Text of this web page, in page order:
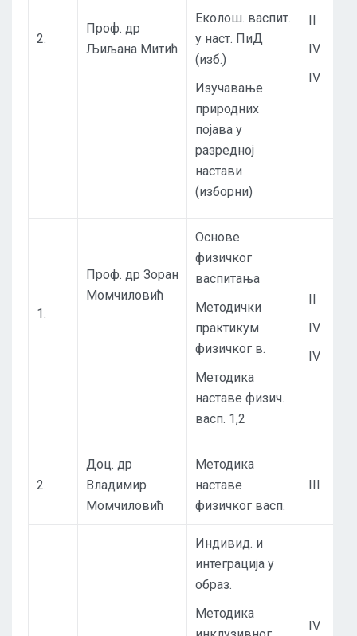
2.
Проф. др
Љиљана Митић
Еколош. васпит.
у наст. ПиД
(изб.)
Изучавање
природних
појава у
разредној
настави
(изборни)
II
IV
IV
1.
Проф. др Зоран
Момчиловић
Основе
физичког
васпитања
Методички
практикум
физичког в.
Методика
наставе физич.
васп. 1,2
II
IV
IV
2.
Доц. др
Владимир
Момчиловић
Методика
наставе
физичког васп.
III
Индивид. и
интеграција у
образ.
Методика
IV